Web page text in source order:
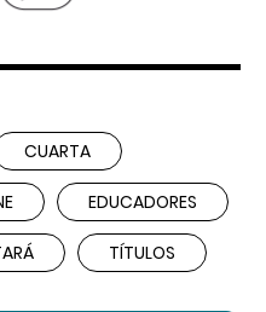
CUARTA
EDUCADORES
TÍTULOS